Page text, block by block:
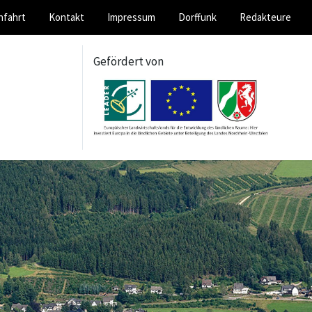
Kontakt Impressum Dorffunk Redakteure
Gefördert von